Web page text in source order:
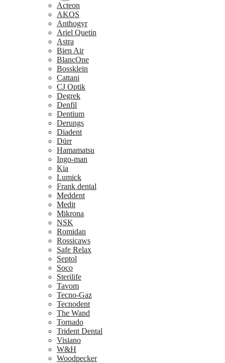
Acteon
AKOS
Anthogyr
Ariel Quetin
Astra
Bien Air
BlancOne
Bossklein
Cattani
CJ Optik
Degrek
Denfil
Dentium
Derungs
Diadent
Dürr
Hamamatsu
Ingo-man
Kia
Lumick
Frank dental
Meddent
Medit
Mikrona
NSK
Romidan
Rossicaws
Safe Relax
Septol
Soco
Sterilife
Tavom
Tecno-Gaz
Tecnodent
The Wand
Tornado
Trident Dental
Visiano
W&H
Woodpecker